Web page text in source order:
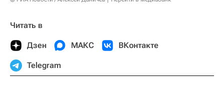
Читать в
Дзен МАКС ВКонтакте
Telegram